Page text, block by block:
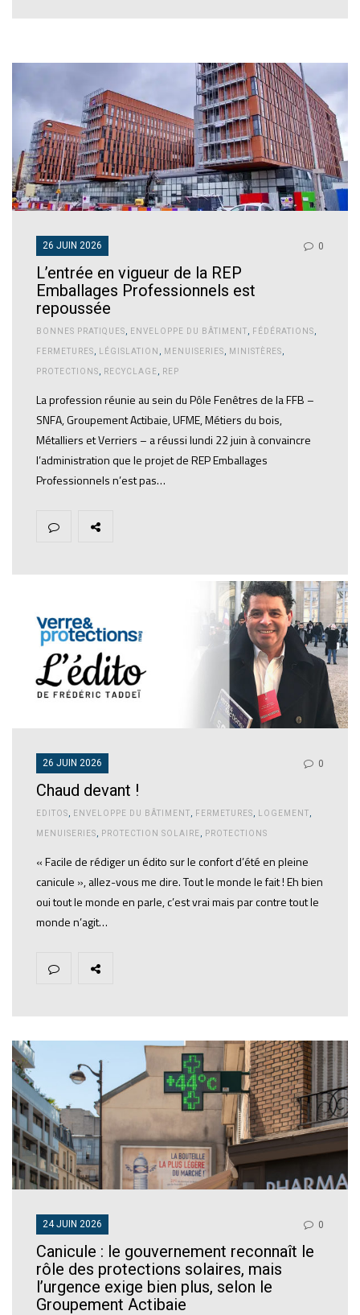
26 JUIN 2026 0
L’entrée en vigueur de la REP
Emballages Professionnels est
repoussée
BONNES PRATIQUES ENVELOPPE DU BÂTIMENT FÉDÉRATIONS
FERMETURES LÉGISLATION MENUISERIES MINISTÈRES
PROTECTIONS RECYCLAGE REP
La profession réunie au sein du Pôle Fenêtres de la FFB –
SNFA, Groupement Actibaie, UFME, Métiers du bois,
Métalliers et Verriers – a réussi lundi 22 juin à convaincre
l’administration que le projet de REP Emballages
Professionnels n’est pas…
26 JUIN 2026 0
Chaud devant !
EDITOS ENVELOPPE DU BÂTIMENT FERMETURES LOGEMENT
MENUISERIES PROTECTION SOLAIRE PROTECTIONS
« Facile de rédiger un édito sur le confort d’été en pleine
canicule », allez-vous me dire. Tout le monde le fait ! Eh bien
oui tout le monde en parle, c’est vrai mais par contre tout le
monde n’agit…
24 JUIN 2026 0
Canicule : le gouvernement reconnaît le
rôle des protections solaires, mais
l’urgence exige bien plus, selon le
Groupement Actibaie